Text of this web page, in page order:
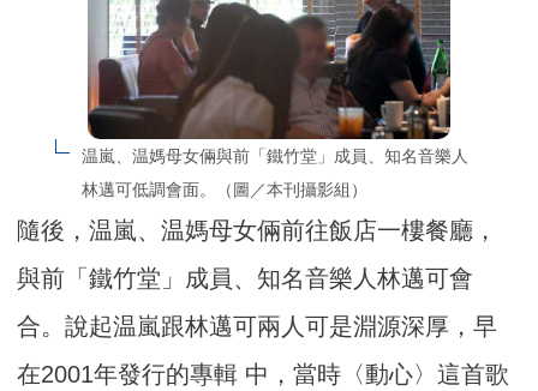
温嵐、温媽母女倆與前「鐵竹堂」成員、知名音樂人
林邁可低調會面。（圖／本刊攝影組）
隨後，温嵐、温媽母女倆前往飯店一樓餐廳，
與前「鐵竹堂」成員、知名音樂人林邁可會
合。說起温嵐跟林邁可兩人可是淵源深厚，早
在2001年發行的專輯 中，當時〈動心〉這首歌